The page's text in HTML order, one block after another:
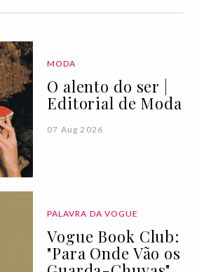
MODA
O alento do ser |
Editorial de Moda
07 Aug 2026
PALAVRA DA VOGUE
Vogue Book Club:
"Para Onde Vão os